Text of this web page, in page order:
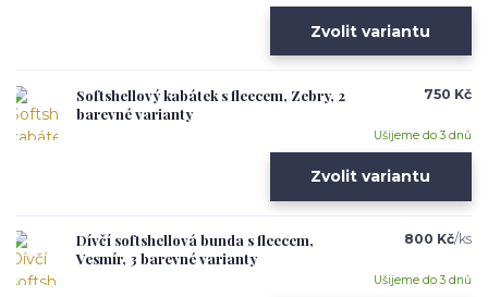
Zvolit variantu
Softshellový kabátek s fleecem, Zebry, 2
barevné varianty
750 Kč
Ušijeme do 3 dnů
Zvolit variantu
Dívčí softshellová bunda s fleecem,
Vesmír, 3 barevné varianty
800 Kč/ks
Ušijeme do 3 dnů